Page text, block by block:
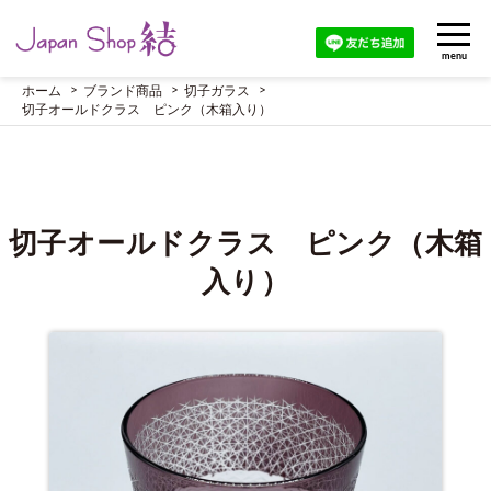
menu
ホーム ブランド商品
切子ガラス
切子オールドクラス ピンク（木箱入り）
切子オールドクラス ピンク（木箱
入り）